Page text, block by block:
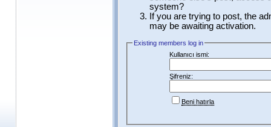
system?
If you are trying to post, the
may be awaiting activation.
Existing members log in
Kullanıcı ismi:
Şifreniz:
Beni hatırla